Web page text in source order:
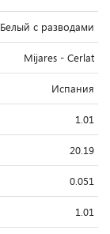
Белый c разводами
Mijares - Cerlat
Испания
1.01
20.19
0.051
1.01